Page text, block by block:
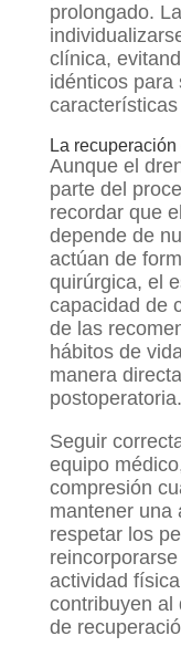
prolongado.
clínica,
idénticos para
La
Aunque el
parte del
recordar que
depende de
actúan de
quirúrgica, el
capacidad de
de las
hábitos de
manera
postoperatoria.
Seguir
equipo
compresión
mantener una
respetar los
actividad
contribuyen al
de